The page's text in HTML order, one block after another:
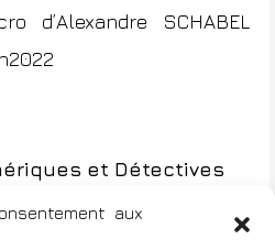
aux
d’Alexandre SCHABEL
et Détectives
Cyber Investigation